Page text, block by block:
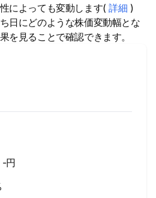
によっても変動します(詳細 )
日にどのような株価変動幅とな
を見ることで確認できます。
-円